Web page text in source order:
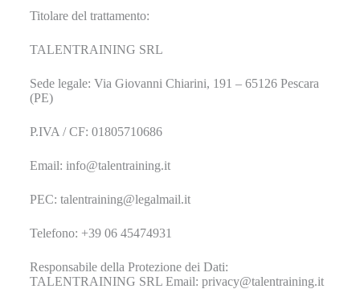
Titolare del trattamento:
TALENTRAINING SRL
Sede legale: Via Giovanni Chiarini, 191 – 65126 Pescara
(PE)
P.IVA / CF: 01805710686
Email: info@talentraining.it
PEC: talentraining@legalmail.it
Telefono: +39 06 45474931
Responsabile della Protezione dei Dati:
TALENTRAINING SRL Email: privacy@talentraining.it